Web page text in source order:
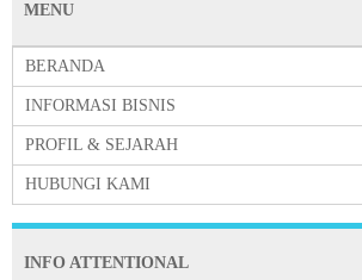
MENU
BERANDA
INFORMASI BISNIS
PROFIL & SEJARAH
HUBUNGI KAMI
INFO ATTENTIONAL